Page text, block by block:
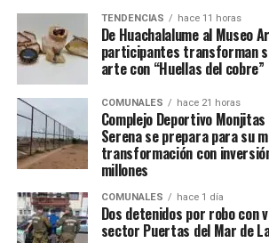
TENDENCIAS hace 11 horas
De Huachalalume al Museo
participantes transforman
arte con “Huellas del cobre”
COMUNALES hace 21 horas
Complejo Deportivo
Serena se prepara para su
transformación con
millones
COMUNALES hace 1 día
Dos detenidos por robo con
sector Puertas del Mar de